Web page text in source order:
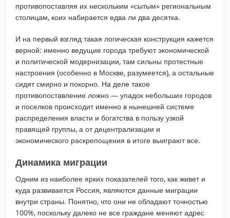
противопоставляя их нескольким «сытым» региональным
столицам, коих набирается едва ли два десятка.
И на первый взгляд такая логическая конструкция кажется
верной: именно ведущие города требуют экономической
и политической модернизации, там сильны протестные
настроения (особенно в Москве, разумеется), а остальные
сидят смирно и покорно. На деле такое
противопоставление ложно — упадок небольших городов
и поселков происходит именно в нынешней системе
распределения власти и богатства в пользу узкой
правящей группы, а от децентрализации и
экономического раскрепощения в итоге выиграют все.
Динамика миграции
Одним из наиболее ярких показателей того, как живет и
куда развивается Россия, являются данные миграции
внутри страны. Понятно, что они не обладают точностью
100%, поскольку далеко не все граждане меняют адрес